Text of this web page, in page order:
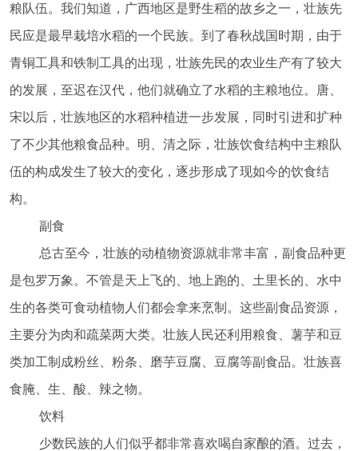
粮队伍。我们知道，广西地区是野生稻的故乡之一，壮族先
民应是最早栽培水稻的一个民族。到了春秋战国时期，由于
青铜工具和铁制工具的出现，壮族先民的农业生产有了较大
的发展，至迟在汉代，他们就确立了水稻的主粮地位。唐、
宋以后，壮族地区的水稻种植进一步发展，同时引进和扩种
了不少其他粮食品种。明、清之际，壮族饮食结构中主粮队
伍的构成发生了较大的变化，逐步形成了现如今的饮食结
构。
副食
总古至今，壮族的动植物资源就非常丰富，副食品种更
是包罗万象。不管是天上飞的、地上跑的、土里长的、水中
生的各类可食动植物人们都会拿来烹制。这些副食品资源，
主要分为肉和疏菜两大类。壮族人民还利用粮食、薯芋和豆
类加工制成粉丝、粉条、磨芋豆腐、豆腐等副食品。壮族喜
食腌、生、酸、辣之物。
饮料
少数民族的人们似乎都非常喜欢喝自家酿的酒。过去，